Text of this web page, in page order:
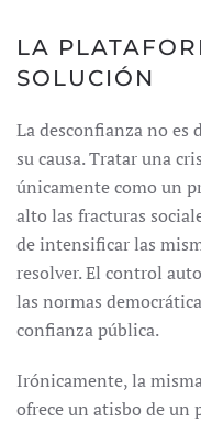
LA
SOLUCIÓN
La desconfianza no es
su causa. Tratar una
únicamente como un
alto las fracturas
de intensificar las
resolver. El control
las normas
confianza pública.
Irónicamente, la
ofrece un atisbo de un